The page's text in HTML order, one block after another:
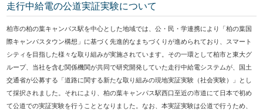
走行中給電の公道実証実験について
柏市の柏の葉キャンパス駅を中心とした地域では、公・民・学連携により「柏の葉国
際キャンパスタウン構想」に基づく先進的なまちづくりが進められており、スマート
シティを目指した様々な取り組みが実施されています。その一環として柏市と東大グ
ループ、当社を含む関係機関が共同で研究開発していた走行中給電システムが、国土
交通省が公募する「道路に関する新たな取り組みの現地実証実験（社会実験）」とし
て採択されました。それにより、柏の葉キャンパス駅西口至近の市道にて日本で初め
て公道での実証実験を行うこととなりました。なお、本実証実験は公道で行うため、